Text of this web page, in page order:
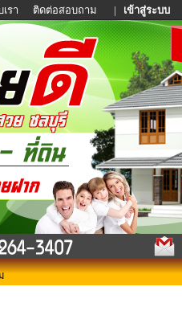
รา ติดต่อสอบถาม | เข้าสู่ระบบ